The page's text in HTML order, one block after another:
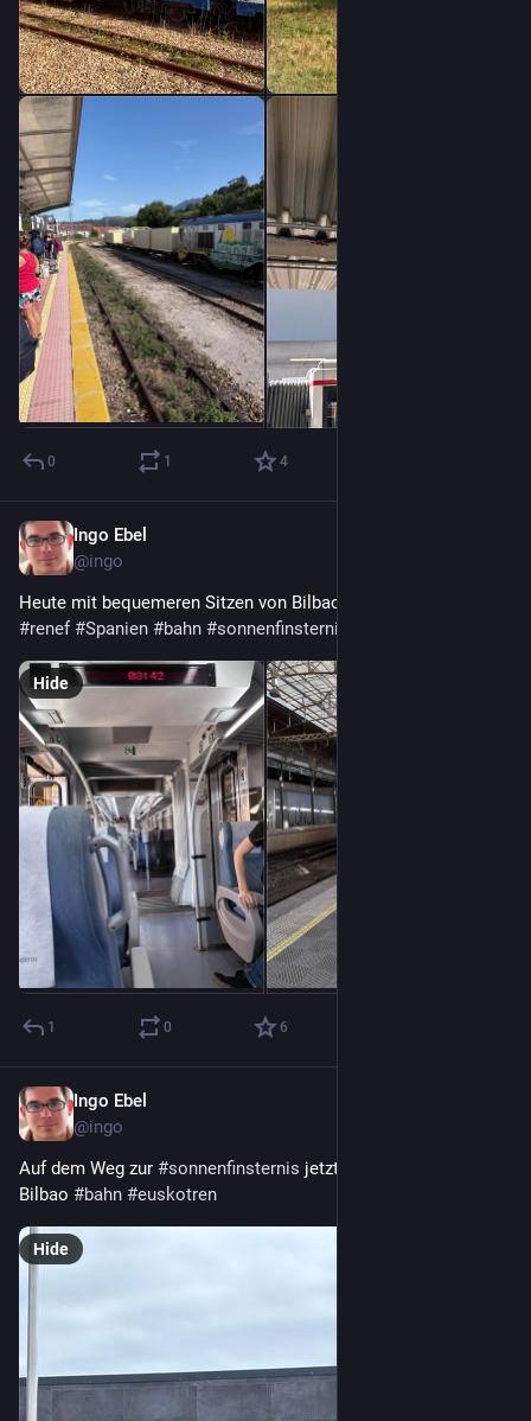
0 1 4
Ingo Ebel
@ingo
#renef #Spanien #bahn #sonnenfinsternis
Hide
1 0 6
Ingo Ebel
@ingo
Auf dem Weg zur #sonnenfinsternis jetzt im Abschnitt nach
Bilbao #bahn #euskotren
Hide